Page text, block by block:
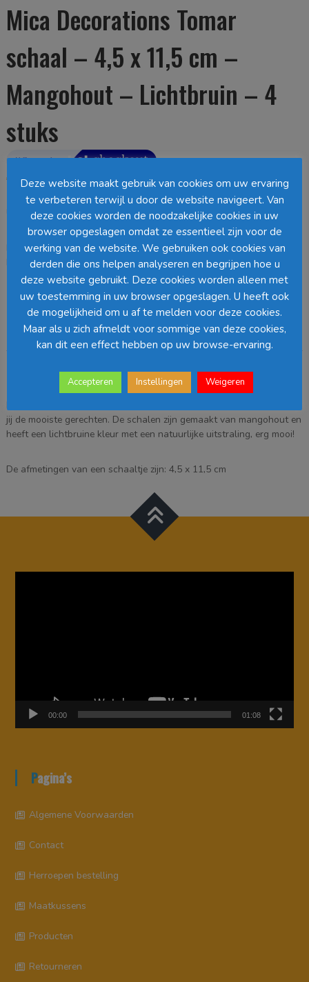
Mica Decorations Tomar
schaal – 4,5 x 11,5 cm –
Mangohout – Lichtbruin – 4
stuks
€ 21,95Oorspronkelijke
prijs
was:
€ 21,95.
€ 7,50Huidige
is:
€ 7,50.
Uitverkocht
EAN:9509987933598 SKU:1120027 Categorie:Servies
Loading...
Barcode:
Beschrijving
Beschrijving
jij de mooiste gerechten. De schalen zijn gemaakt van mangohout en
heeft een lichtbruine kleur met een natuurlijke uitstraling, erg mooi!
De afmetingen van een schaaltje zijn: 4,5 x 11,5 cm
00:00 01:08
Pagina’s
Algemene Voorwaarden
Contact
Herroepen bestelling
Maatkussens
Producten
Retourneren
Deze website maakt gebruik van cookies om uw ervaring
te verbeteren terwijl u door de website navigeert. Van
deze cookies worden de noodzakelijke cookies in uw
browser opgeslagen omdat ze essentieel zijn voor de
werking van de website. We gebruiken ook cookies van
derden die ons helpen analyseren en begrijpen hoe u
deze website gebruikt. Deze cookies worden alleen met
uw toestemming in uw browser opgeslagen. U heeft ook
de mogelijkheid om u af te melden voor deze cookies.
Maar als u zich afmeldt voor sommige van deze cookies,
kan dit een effect hebben op uw browse-ervaring.
Accepteren Instellingen Weigeren